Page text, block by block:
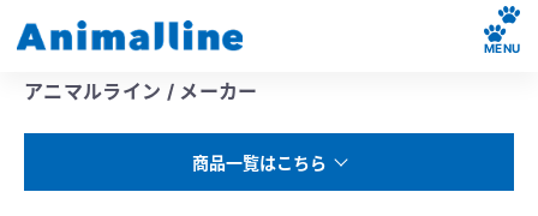
MENU
アニマルライン / メーカー
商品一覧はこちら